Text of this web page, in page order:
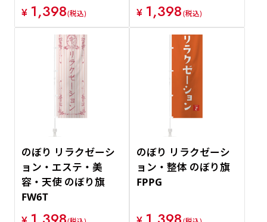
¥ 1,398(税込)
¥ 1,398(税込)
のぼり リラクゼーシ
ョン・エステ・美
容・天使 のぼり旗
FW6T
のぼり リラクゼーシ
ョン・整体 のぼり旗
FPPG